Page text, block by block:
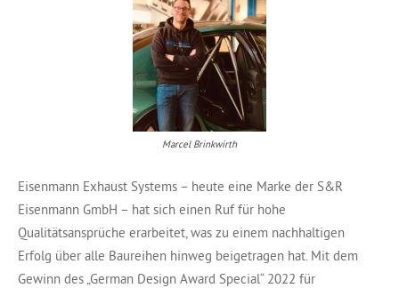
Marcel Brinkwirth
Eisenmann Exhaust Systems – heute eine Marke der S&R
Eisenmann GmbH – hat sich einen Ruf für hohe
Qualitätsansprüche erarbeitet, was zu einem nachhaltigen
Erfolg über alle Baureihen hinweg beigetragen hat. Mit dem
Gewinn des „German Design Award Special“ 2022 für